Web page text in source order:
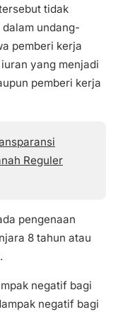
tidak
undang-
pemberi kerja
yang menjadi
pemberi kerja
Reguler
pengenaan
8 tahun atau
negatif bagi
negatif bagi